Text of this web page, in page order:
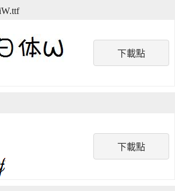
下載點
下載點